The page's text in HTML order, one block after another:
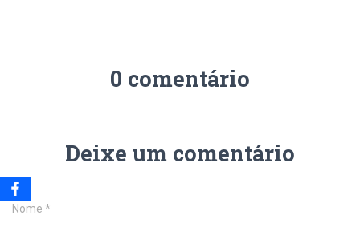
0 comentário
Deixe um comentário
Nome *